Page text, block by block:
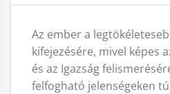
Az ember a
kifejezésére, mivel képes
és az Igazság
felfogható jelenségeken